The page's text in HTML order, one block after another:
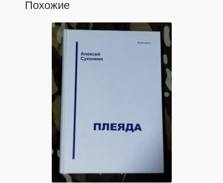
Похожие